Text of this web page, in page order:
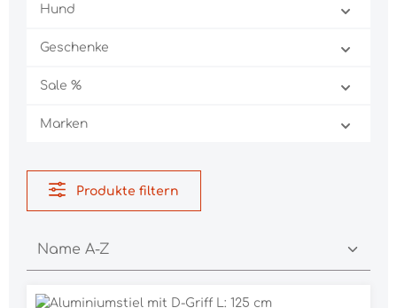
Hund
Geschenke
Sale %
Marken
Produkte filtern